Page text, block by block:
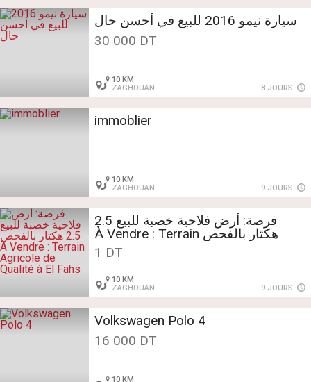
سيارة نيمو 2016 للبيع في أحسن حال
30 000 DT
10 KM
ZAGHOUAN
8 JOURS
immoblier
10 KM
ZAGHOUAN
9 JOURS
فرصة: أرض فلاحية خصبة للبيع 2.5
هكتار بالفحص À Vendre : Terrain
Agricole de Qualité à El Fahs
1 DT
10 KM
ZAGHOUAN
9 JOURS
Volkswagen Polo 4
16 000 DT
10 KM